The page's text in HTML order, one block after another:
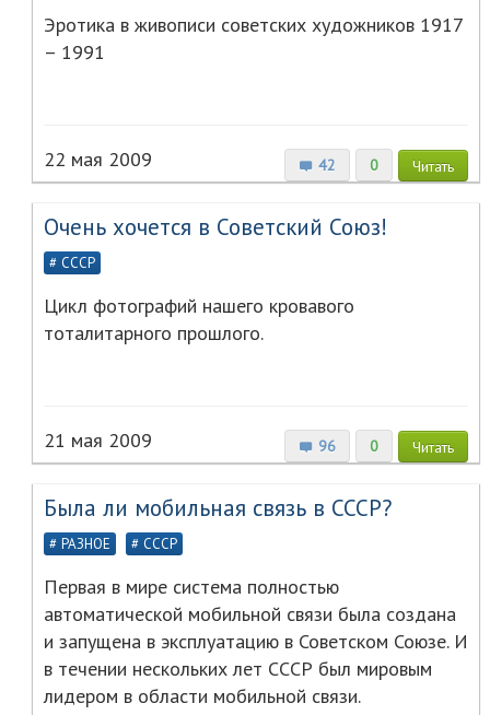
Эротика в живописи советских художников 1917
– 1991
42 0 Читать
22 мая 2009
Очень хочется в Советский Союз!
СССР
Цикл фотографий нашего кровавого
тоталитарного прошлого.
96 0 Читать
21 мая 2009
Была ли мобильная связь в СССР?
РАЗНОЕ СССР
Первая в мире система полностью
автоматической мобильной связи была создана
и запущена в эксплуатацию в Советском Союзе. И
в течении нескольких лет СССР был мировым
лидером в области мобильной связи.